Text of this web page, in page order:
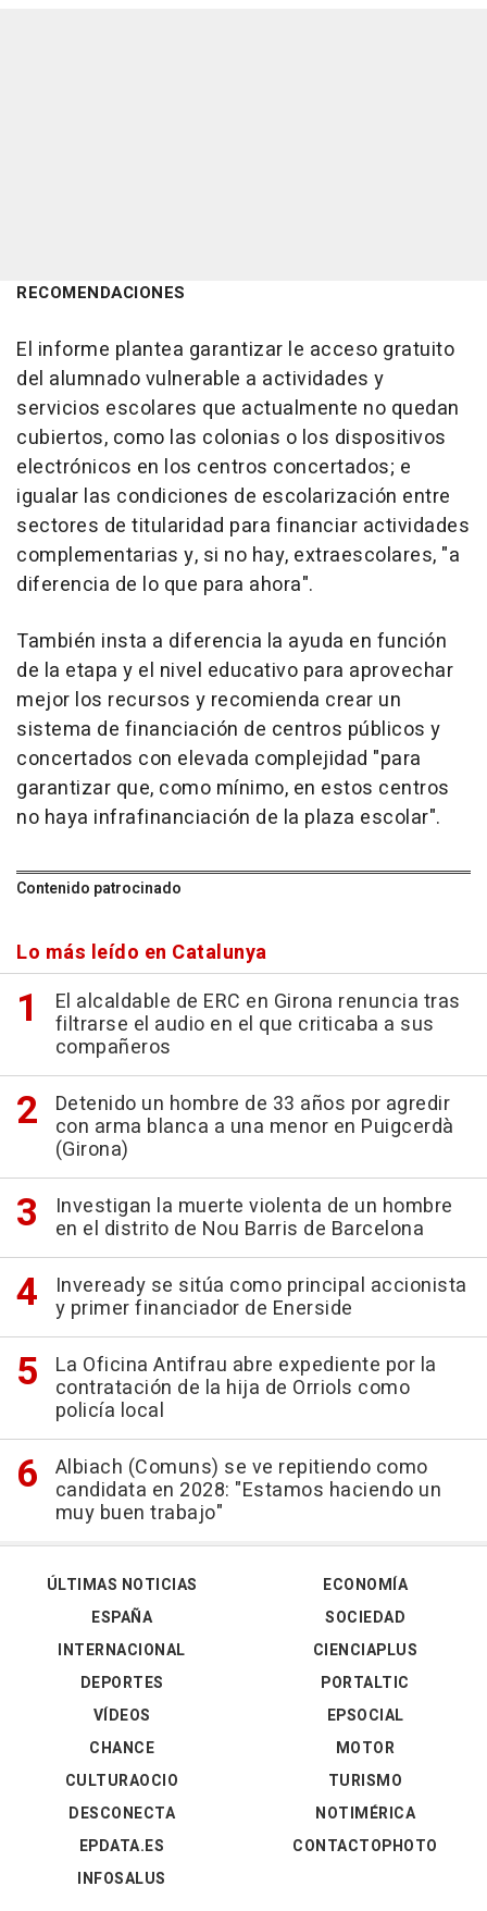
RECOMENDACIONES
El informe plantea garantizar le acceso gratuito
del alumnado vulnerable a actividades y
servicios escolares que actualmente no quedan
cubiertos, como las colonias o los dispositivos
electrónicos en los centros concertados; e
igualar las condiciones de escolarización entre
sectores de titularidad para financiar actividades
complementarias y, si no hay, extraescolares, "a
diferencia de lo que para ahora".
También insta a diferencia la ayuda en función
de la etapa y el nivel educativo para aprovechar
mejor los recursos y recomienda crear un
sistema de financiación de centros públicos y
concertados con elevada complejidad "para
garantizar que, como mínimo, en estos centros
no haya infrafinanciación de la plaza escolar".
Contenido patrocinado
Lo más leído en Catalunya
El alcaldable de ERC en Girona renuncia tras
filtrarse el audio en el que criticaba a sus
compañeros
Detenido un hombre de 33 años por agredir
con arma blanca a una menor en Puigcerdà
(Girona)
Investigan la muerte violenta de un hombre
en el distrito de Nou Barris de Barcelona
Inveready se sitúa como principal accionista
y primer financiador de Enerside
La Oficina Antifrau abre expediente por la
contratación de la hija de Orriols como
policía local
Albiach (Comuns) se ve repitiendo como
candidata en 2028: "Estamos haciendo un
muy buen trabajo"
ÚLTIMAS NOTICIAS
ESPAÑA
INTERNACIONAL
DEPORTES
VÍDEOS
ECONOMÍA
SOCIEDAD
CIENCIAPLUS
PORTALTIC
EPSOCIAL
CHANCE
CULTURAOCIO
DESCONECTA
EPDATA.ES
INFOSALUS
MOTOR
TURISMO
NOTIMÉRICA
CONTACTOPHOTO